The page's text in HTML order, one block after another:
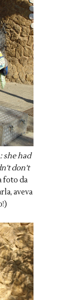
she had
don't
foto da
aveva